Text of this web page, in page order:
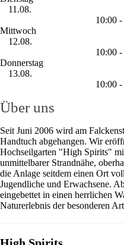
11.08.
10:00
Mittwoch
12.08.
10:00
Donnerstag
13.08.
10:00
Über uns
Seit Juni 2006 wird am
Handtuch abgehangen. Wir
Hochseilgarten "High Spirits"
unmittelbarer Strandnähe,
die Anlage seitdem einen Ort
Jugendliche und Erwachsene.
eingebettet in einen herrlichen
Naturerlebnis der besonderen